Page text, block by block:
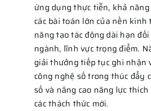
ứng dụng thực tiễn, khả
các bài toán lớn của nền kinh
năng tạo tác động dài hạn đối
ngành, lĩnh vực trọng điểm.
giải thưởng tiếp tục ghi nhận
công nghệ số trong thúc đẩy
số và nâng cao năng lực
các thách thức mới.